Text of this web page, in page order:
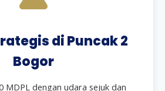
di Puncak 2
Bogor
MDPL dengan udara sejuk dan